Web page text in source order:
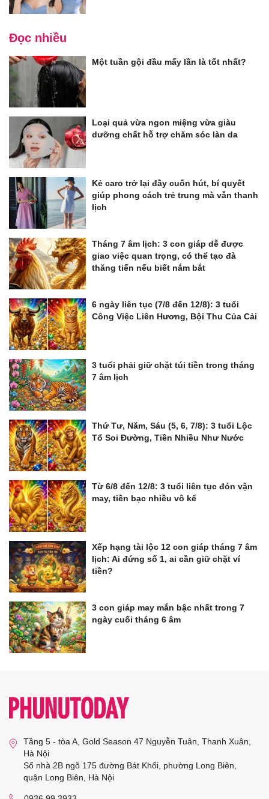
Đọc nhiều
Một tuần gội đầu mấy lần là tốt nhất?
Loại quả vừa ngon miệng vừa giàu
dưỡng chất hỗ trợ chăm sóc làn da
Kẻ caro trở lại đầy cuốn hút, bí quyết
giúp phong cách trẻ trung mà vẫn thanh
lịch
Tháng 7 âm lịch: 3 con giáp dễ được
giao việc quan trọng, có thể tạo đà
thăng tiến nếu biết nắm bắt
6 ngày liên tục (7/8 đến 12/8): 3 tuổi
Công Việc Liên Hương, Bội Thu Của Cải
3 tuổi phải giữ chặt túi tiền trong tháng
7 âm lịch
Thứ Tư, Năm, Sáu (5, 6, 7/8): 3 tuổi Lộc
Tổ Soi Đường, Tiền Nhiều Như Nước
Từ 6/8 đến 12/8: 3 tuổi liên tục đón vận
may, tiền bạc nhiều vô kể
Xếp hạng tài lộc 12 con giáp tháng 7 âm
lịch: Ai đứng số 1, ai cần giữ chặt ví
tiền?
3 con giáp may mắn bậc nhất trong 7
ngày cuối tháng 6 âm
Tầng 5 - tòa A, Gold Season 47 Nguyễn Tuân, Thanh Xuân,
Hà Nội
Số nhà 2B ngõ 175 đường Bát Khối, phường Long Biên,
quận Long Biên, Hà Nội